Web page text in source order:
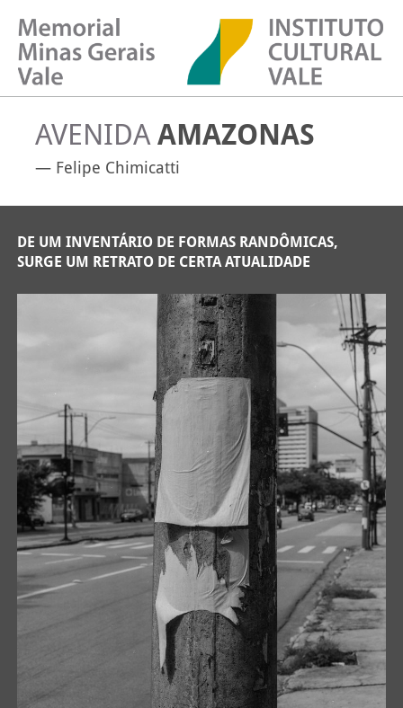
AVENIDAAMAZONAS
— Felipe Chimicatti
DE UM INVENTÁRIO DE FORMAS RANDÔMICAS,
SURGE UM RETRATO DE CERTA ATUALIDADE